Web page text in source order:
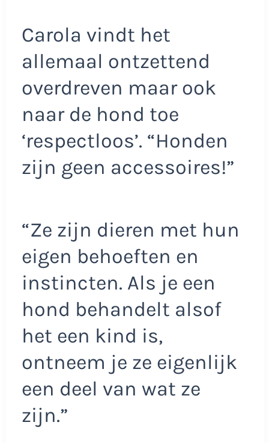
Carola vindt het
allemaal ontzettend
overdreven maar ook
naar de hond toe
‘respectloos’. “Honden
zijn geen accessoires!”
“Ze zijn dieren met hun
eigen behoeften en
instincten. Als je een
hond behandelt alsof
het een kind is,
ontneem je ze eigenlijk
een deel van wat ze
zijn.”